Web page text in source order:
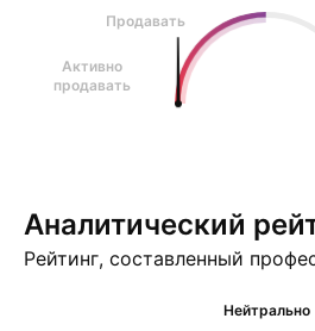
Продавать
Активно
продавать
Аналитический
Рейтинг, составленный
Нейтрально